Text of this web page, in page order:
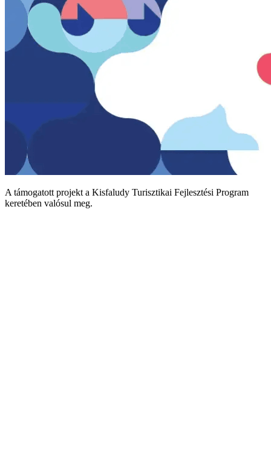
A támogatott projekt a Kisfaludy Turisztikai Fejlesztési Program
keretében valósul meg.